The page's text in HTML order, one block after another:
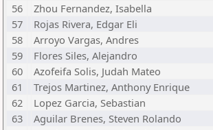
56
Zhou Fernandez, Isabella
57
Rojas Rivera, Edgar Eli
58
Arroyo Vargas, Andres
59
Flores Siles, Alejandro
60
Azofeifa Solis, Judah Mateo
61
Trejos Martinez, Anthony Enrique
62
Lopez Garcia, Sebastian
63
Aguilar Brenes, Steven Rolando